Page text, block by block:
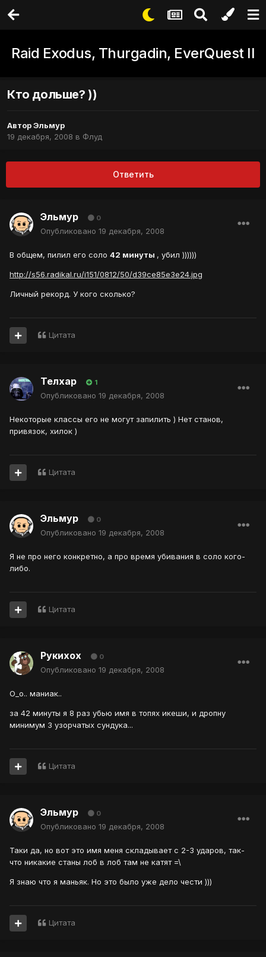
Raid Exodus, Thurgadin, EverQuest II
Кто дольше? ))
АвторЭльмур
19 декабря, 2008 в Флуд
Ответить
Эльмур 0
Опубликовано 19 декабря, 2008
В общем, пилил его соло 42 минуты , убил ))))))
http://s56.radikal.ru/i151/0812/50/d39ce85e3e24.jpg
Личный рекорд. У кого сколько?
Цитата
Телхар 1
Опубликовано 19 декабря, 2008
Некоторые классы его не могут запилить ) Нет станов,
привязок, хилок )
Цитата
Эльмур 0
Опубликовано 19 декабря, 2008
Я не про него конкретно, а про время убивания в соло кого-
либо.
Цитата
Рукихох 0
Опубликовано 19 декабря, 2008
О_о.. маниак..
за 42 минуты я 8 раз убью имя в топях икеши, и дропну
минимум 3 узорчатых сундука...
Цитата
Эльмур 0
Опубликовано 19 декабря, 2008
Таки да, но вот это имя меня складывает с 2-3 ударов, так-
что никакие станы лоб в лоб там не катят =\
Я знаю что я маньяк. Но это было уже дело чести )))
Цитата